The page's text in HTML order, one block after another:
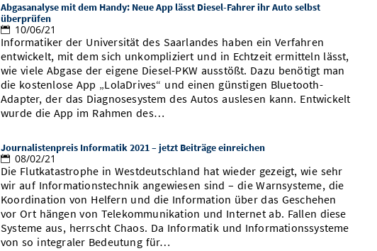
Abgasanalyse mit dem Handy: Neue App lässt Diesel-Fahrer ihr Auto selbst
überprüfen
10/06/21
Informatiker der Universität des Saarlandes haben ein Verfahren
entwickelt, mit dem sich unkompliziert und in Echtzeit ermitteln lässt,
wie viele Abgase der eigene Diesel-PKW ausstößt. Dazu benötigt man
die kostenlose App „LolaDrives“ und einen günstigen Bluetooth-
Adapter, der das Diagnosesystem des Autos auslesen kann. Entwickelt
wurde die App im Rahmen des…
Journalistenpreis Informatik 2021 – jetzt Beiträge einreichen
08/02/21
Die Flutkatastrophe in Westdeutschland hat wieder gezeigt, wie sehr
wir auf Informationstechnik angewiesen sind – die Warnsysteme, die
Koordination von Helfern und die Information über das Geschehen
vor Ort hängen von Telekommunikation und Internet ab. Fallen diese
Systeme aus, herrscht Chaos. Da Informatik und Informationssysteme
von so integraler Bedeutung für…